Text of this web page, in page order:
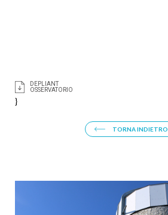
DEPLIANT
OSSERVATORIO
}
TORNA INDIETRO